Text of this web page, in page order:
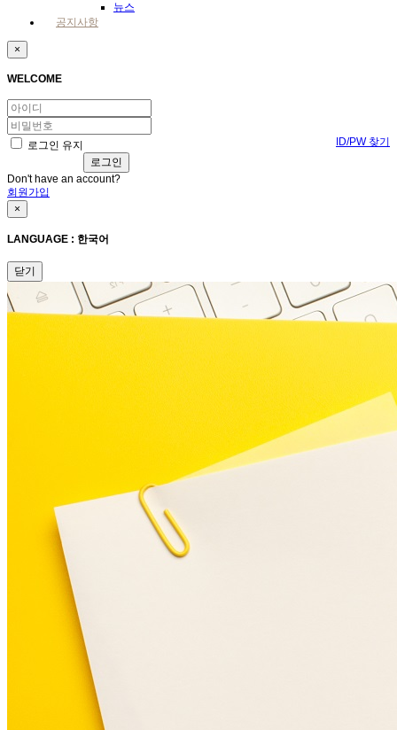
뉴스
공지사항
×
WELCOME
로그인 유지 ID/PW 찾기
Don't have an account?
회원가입
×
LANGUAGE : 한국어
닫기